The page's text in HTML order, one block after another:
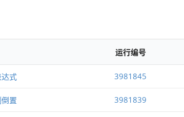
运行编号
式 3981845
置 3981839